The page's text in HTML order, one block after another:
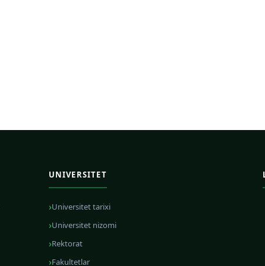
UNIVERSITET
Universitet tarixi
Universitet nizomi
Rektorat
Fakultetlar